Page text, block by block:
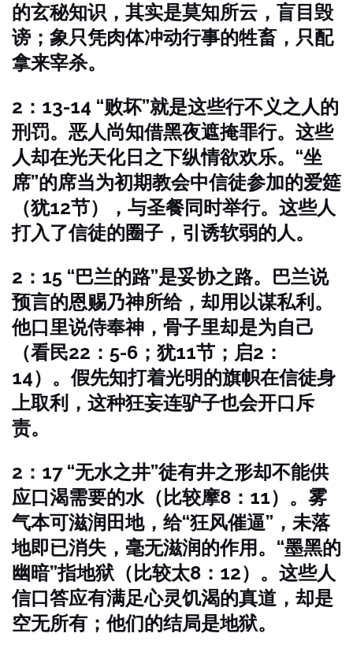
的玄秘知识，其实是莫知所云，盲目毁
谤；象只凭肉体冲动行事的牲畜，只配
拿来宰杀。
2：13-14 “败坏”就是这些行不义之人的
刑罚。恶人尚知借黑夜遮掩罪行。这些
人却在光天化日之下纵情欲欢乐。“坐
席”的席当为初期教会中信徒参加的爱筵
（犹12节），与圣餐同时举行。这些人
打入了信徒的圈子，引诱软弱的人。
2：15 “巴兰的路”是妥协之路。巴兰说
预言的恩赐乃神所给，却用以谋私利。
他口里说侍奉神，骨子里却是为自己
（看民22：5-6；犹11节；启2：
14）。假先知打着光明的旗帜在信徒身
上取利，这种狂妄连驴子也会开口斥
责。
2：17 “无水之井”徒有井之形却不能供
应口渴需要的水（比较摩8：11）。雾
气本可滋润田地，给“狂风催逼”，未落
地即已消失，毫无滋润的作用。“墨黑的
幽暗”指地狱（比较太8：12）。这些人
信口答应有满足心灵饥渴的真道，却是
空无所有；他们的结局是地狱。